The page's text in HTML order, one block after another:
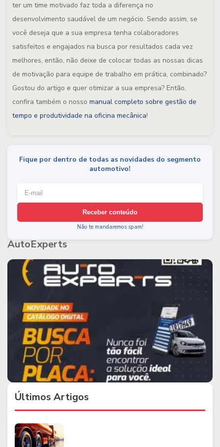
ter um time motivado faz toda a diferença no
desenvolvimento saudável de um negócio. Sendo assim, se
você deseja que a sua empresa tenha colaboradores
satisfeitos e engajados na busca por resultados cada vez
melhores, então, não deixe de colocar todas as nossas dicas
de motivação para equipe de trabalho em prática, combinado?
Gostou do artigo e quer otimizar a sua empresa? Então,
confira também o nosso manual completo sobre gestão de
tempo e produtividade na oficina mecânica!
Fique por dentro de todas as novidades do segmento
automotivo!
Receber conteúdo
Não te mandaremos spam!
AutoExperts
Últimos Artigos